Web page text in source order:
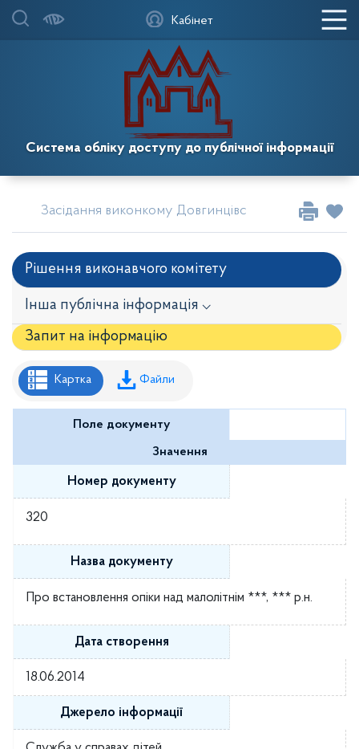
Система обліку доступу до публічної інформації
Кабінет
Засідання виконкому Довгинцівської районної в
Рішення виконавчого комітету
Інша публічна інформація ⌵
Запит на iнформацію
Рішення районної ради
Рішення виконавчого комітету
Розпорядження районного голови
Регуляторні акти
Проекти рішень районної ради
Проєкти рішень виконавчого комітету
Картка Файли
Поле документу
Значення
Номер документу
320
Назва документу
Про встановлення опіки над малолітнім ***, *** р.н.
Дата створення
18.06.2014
Джерело інформації